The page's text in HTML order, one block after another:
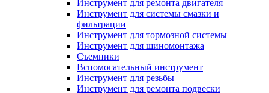
Инструмент для ремонта двигателя
Инструмент для системы смазки и
фильтрации
Инструмент для тормозной системы
Инструмент для шиномонтажа
Съемники
Вспомогательный инструмент
Инструмент для резьбы
Инструмент для ремонта подвески